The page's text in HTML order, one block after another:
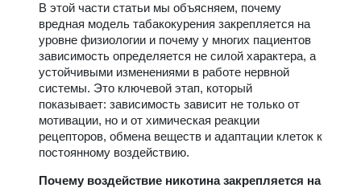
В этой части статьи мы объясняем, почему
вредная модель табакокурения закрепляется на
уровне физиологии и почему у многих пациентов
зависимость определяется не силой характера, а
устойчивыми изменениями в работе нервной
системы. Это ключевой этап, который
показывает: зависимость зависит не только от
мотивации, но и от химическая реакции
рецепторов, обмена веществ и адаптации клеток к
постоянному воздействию.
Почему воздействие никотина закрепляется на